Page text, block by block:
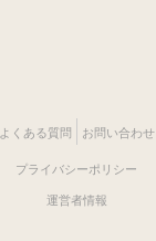
よくある質問 お問い合わせ
プライバシーポリシー
運営者情報